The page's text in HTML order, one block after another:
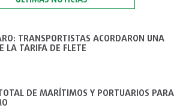
TRANSPORTISTAS ACORDARON UNA
LA TARIFA DE FLETE
DE MARÍTIMOS Y PORTUARIOS PARA